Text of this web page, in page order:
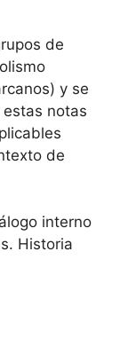
de
y se
notas
de
interno
Historia